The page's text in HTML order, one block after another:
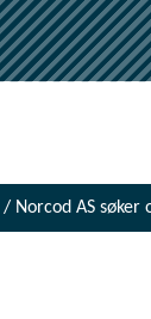
/ Norcod AS